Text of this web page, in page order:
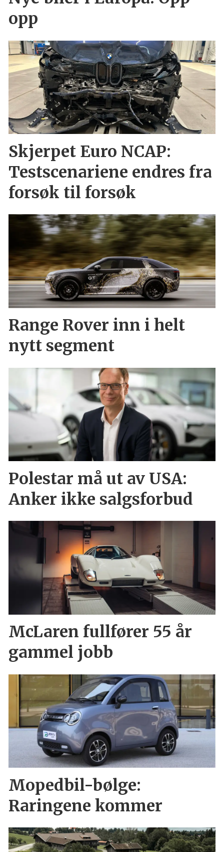
opp
Skjerpet Euro NCAP:
Testscenariene endres fra
forsøk til forsøk
Range Rover inn i helt
nytt segment
Polestar må ut av USA:
Anker ikke salgsforbud
McLaren fullfører 55 år
gammel jobb
Mopedbil-bølge:
Raringene kommer